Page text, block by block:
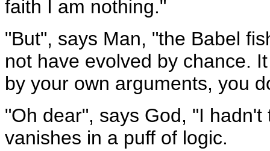
faith I am nothing."
"But", says Man, "the Babel
not have evolved by chance.
by your own arguments, you
"Oh dear", says God, "I
vanishes in a puff of logic.